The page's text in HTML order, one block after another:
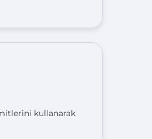
kullanarak